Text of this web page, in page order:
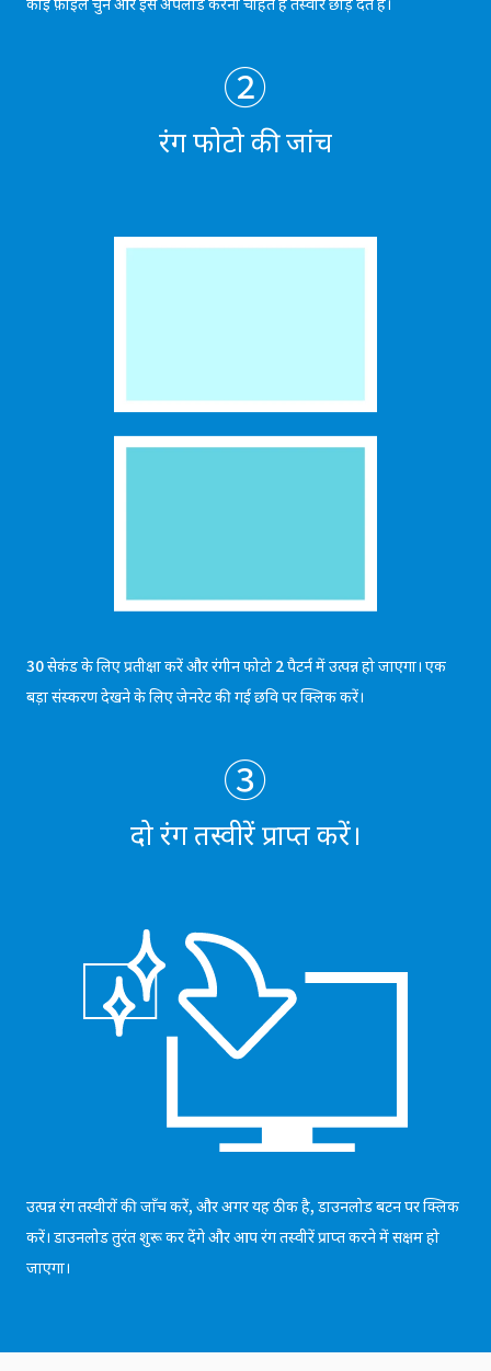
②
रंग फोटो की जांच
30 सेकंड के लिए प्रतीक्षा करें और रंगीन फोटो 2 पैटर्न में उत्पन्न हो जाएगा। एक
बड़ा संस्करण देखने के लिए जेनरेट की गई छवि पर क्लिक करें।
③
दो रंग तस्वीरें प्राप्त करें।
उत्पन्न रंग तस्वीरों की जाँच करें, और अगर यह ठीक है, डाउनलोड बटन पर क्लिक
करें। डाउनलोड तुरंत शुरू कर देंगे और आप रंग तस्वीरें प्राप्त करने में सक्षम हो
जाएगा।